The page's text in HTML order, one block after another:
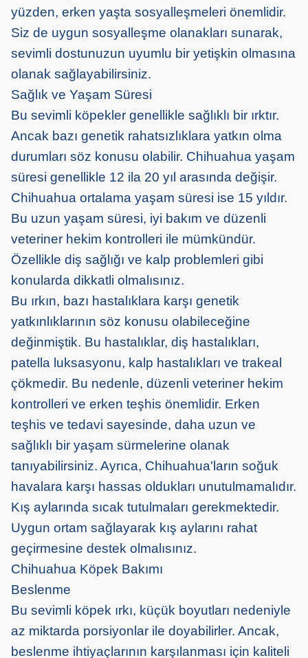
yüzden, erken yaşta sosyalleşmeleri önemlidir.
Siz de uygun sosyalleşme olanakları sunarak,
sevimli dostunuzun uyumlu bir yetişkin olmasına
olanak sağlayabilirsiniz.
Sağlık ve Yaşam Süresi
Bu sevimli köpekler genellikle sağlıklı bir ırktır.
Ancak bazı genetik rahatsızlıklara yatkın olma
durumları söz konusu olabilir. Chihuahua yaşam
süresi genellikle 12 ila 20 yıl arasında değişir.
Chihuahua ortalama yaşam süresi ise 15 yıldır.
Bu uzun yaşam süresi, iyi bakım ve düzenli
veteriner hekim kontrolleri ile mümkündür.
Özellikle diş sağlığı ve kalp problemleri gibi
konularda dikkatli olmalısınız.
Bu ırkın, bazı hastalıklara karşı genetik
yatkınlıklarının söz konusu olabileceğine
değinmiştik. Bu hastalıklar, diş hastalıkları,
patella luksasyonu, kalp hastalıkları ve trakeal
çökmedir. Bu nedenle, düzenli veteriner hekim
kontrolleri ve erken teşhis önemlidir. Erken
teşhis ve tedavi sayesinde, daha uzun ve
sağlıklı bir yaşam sürmelerine olanak
tanıyabilirsiniz. Ayrıca, Chihuahua'ların soğuk
havalara karşı hassas oldukları unutulmamalıdır.
Kış aylarında sıcak tutulmaları gerekmektedir.
Uygun ortam sağlayarak kış aylarını rahat
geçirmesine destek olmalısınız.
Chihuahua Köpek Bakımı
Beslenme
Bu sevimli köpek ırkı, küçük boyutları nedeniyle
az miktarda porsiyonlar ile doyabilirler. Ancak,
beslenme ihtiyaçlarının karşılanması için kaliteli